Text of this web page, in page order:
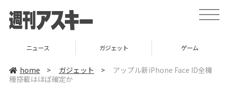
t
o
a
v
ニュース ガジェット ゲーム
home > ガジェット >
アップル新iPhone Face ID全機
種搭載はほぼ確定か